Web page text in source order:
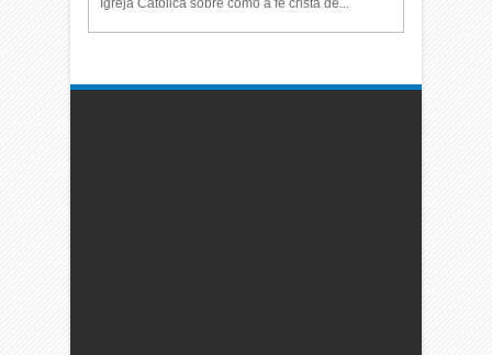
Igreja Católica sobre como a fé cristã de...